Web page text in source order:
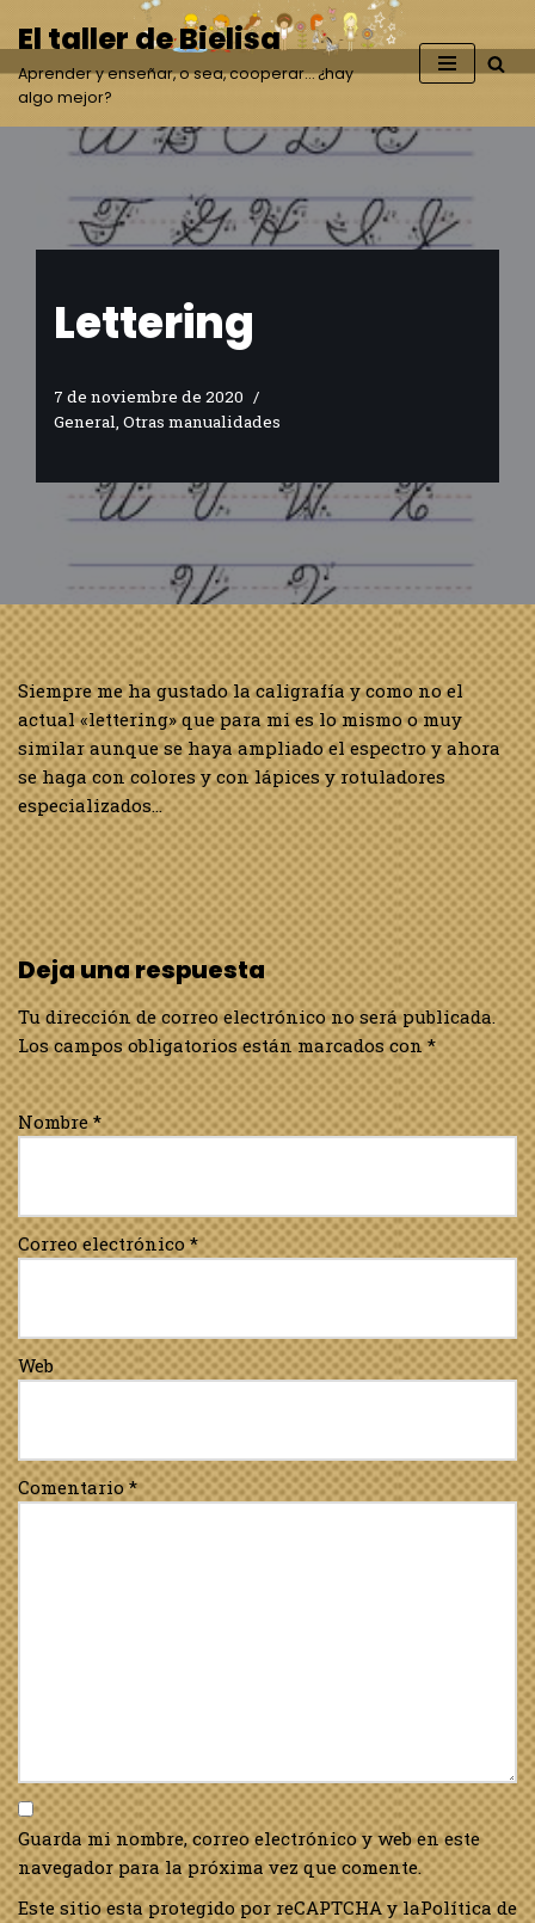
Saltar
al
contenido
El taller de Bielisa
Aprender y enseñar, o sea, cooperar… ¿hay
algo mejor?
Lettering
7 de noviembre de 2020
General Otras manualidades
Siempre me ha gustado la caligrafía y como no el
actual «lettering» que para mi es lo mismo o muy
similar aunque se haya ampliado el espectro y ahora
se haga con colores y con lápices y rotuladores
especializados…
Deja una respuesta
Tu dirección de correo electrónico no será publicada.
Los campos obligatorios están marcados con*
Nombre*
Correo electrónico*
Web
Comentario*
Guarda mi nombre, correo electrónico y web en este
navegador para la próxima vez que comente.
Este sitio esta protegido por reCAPTCHA y laPolítica de